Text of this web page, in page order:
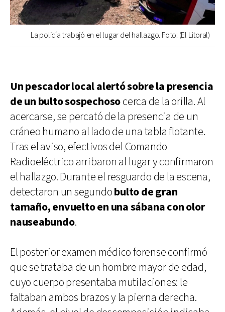
La policía trabajó en el lugar del hallazgo. Foto: (El Litoral)
Un pescador local alertó sobre la presencia
de un bulto sospechosocerca de la orilla. Al
acercarse, se percató de la presencia de un
cráneo humano al lado de una tabla flotante.
Tras el aviso, efectivos del Comando
Radioeléctrico arribaron al lugar y confirmaron
el hallazgo. Durante el resguardo de la escena,
detectaron un segundobulto de gran
tamaño, envuelto en una sábana con olor
nauseabundo.
El posterior examen médico forense confirmó
que se trataba de un hombre mayor de edad,
cuyo cuerpo presentaba mutilaciones: le
faltaban ambos brazos y la pierna derecha.